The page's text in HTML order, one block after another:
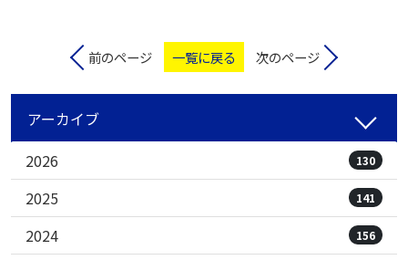
前のページ 一覧に戻る 次のページ
アーカイブ
2026
130
2025 141
2024 156